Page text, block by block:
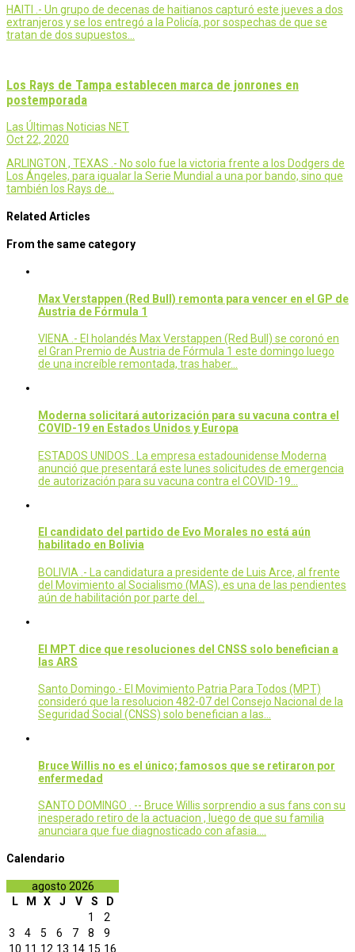
HAITI .- Un grupo de decenas de haitianos capturó este jueves a dos
extranjeros y se los entregó a la Policía, por sospechas de que se
tratan de dos supuestos…
Los Rays de Tampa establecen marca de jonrones en
postemporada
Las Últimas Noticias NET
Oct 22, 2020
ARLINGTON , TEXAS .- No solo fue la victoria frente a los Dodgers de
Los Ángeles, para igualar la Serie Mundial a una por bando, sino que
también los Rays de…
Related Articles
From the same category
Max Verstappen (Red Bull) remonta para vencer en el GP de
Austria de Fórmula 1
VIENA .- El holandés Max Verstappen (Red Bull) se coronó en
el Gran Premio de Austria de Fórmula 1 este domingo luego
de una increíble remontada, tras haber…
Moderna solicitará autorización para su vacuna contra el
COVID-19 en Estados Unidos y Europa
ESTADOS UNIDOS . La empresa estadounidense Moderna
anunció que presentará este lunes solicitudes de emergencia
de autorización para su vacuna contra el COVID-19…
El candidato del partido de Evo Morales no está aún
habilitado en Bolivia
BOLIVIA .- La candidatura a presidente de Luis Arce, al frente
del Movimiento al Socialismo (MAS), es una de las pendientes
aún de habilitación por parte del…
El MPT dice que resoluciones del CNSS solo benefician a
las ARS
Santo Domingo.- El Movimiento Patria Para Todos (MPT)
consideró que la resolucion 482-07 del Consejo Nacional de la
Seguridad Social (CNSS) solo benefician a las…
Bruce Willis no es el único; famosos que se retiraron por
enfermedad
SANTO DOMINGO . -- Bruce Willis sorprendio a sus fans con su
inesperado retiro de la actuacion , luego de que su familia
anunciara que fue diagnosticado con afasia.…
Calendario
agosto 2026
L
M X J V S
D
1
2
3
4 5 6 7 8
9
10 11 12 13 14 15 16